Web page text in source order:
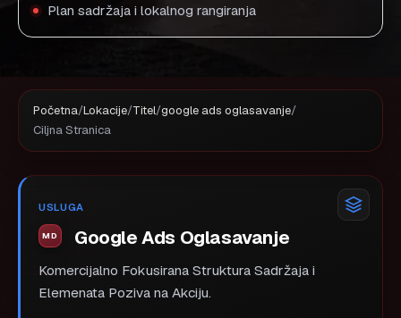
Plan sadržaja i lokalnog rangiranja
Početna/Lokacije/Titel/google ads oglasavanje/
Ciljna Stranica
USLUGA
Google Ads Oglasavanje
Komercijalno Fokusirana Struktura Sadržaja i
Elemenata Poziva na Akciju.